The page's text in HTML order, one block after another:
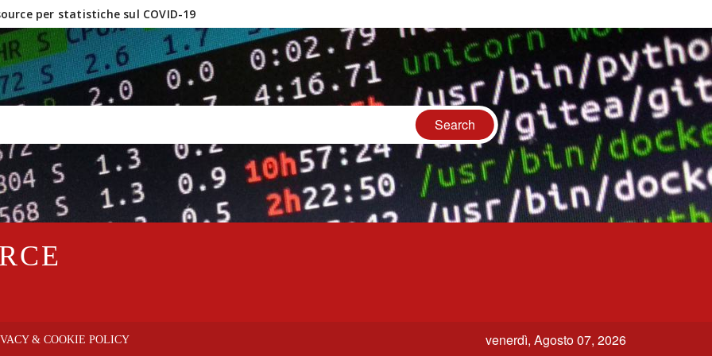
per statistiche sul COVID-19
e software OpenSource?
& COOKIE POLICY venerdì, Agosto 07, 2026